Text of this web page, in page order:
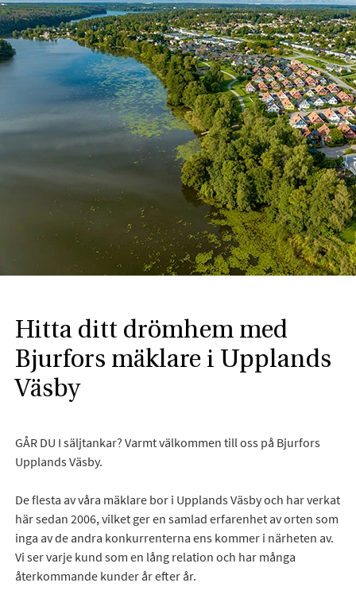
Hitta ditt drömhem med
Bjurfors mäklare i Upplands
Väsby
GÅR DU I säljtankar? Varmt välkommen till oss på Bjurfors
Upplands Väsby.
De flesta av våra mäklare bor i Upplands Väsby och har verkat
här sedan 2006, vilket ger en samlad erfarenhet av orten som
inga av de andra konkurrenterna ens kommer i närheten av.
Vi ser varje kund som en lång relation och har många
återkommande kunder år efter år.